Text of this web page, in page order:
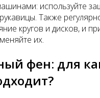
используйте
Также
кругов и дисков, и
их.
фен: для